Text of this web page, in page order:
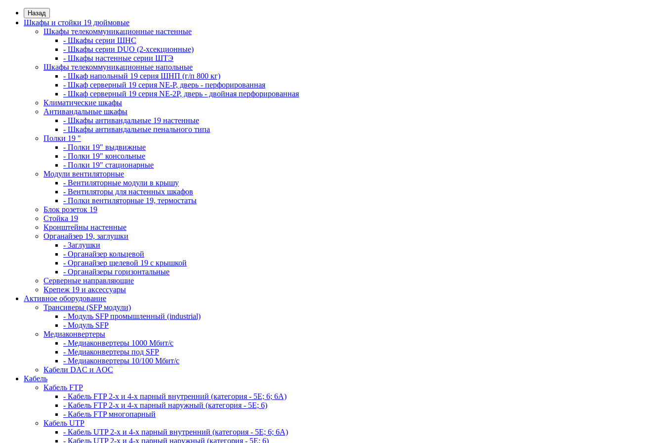
Назад
Шкафы и стойки 19 дюймовые
Шкафы телекоммуникационные настенные
- Шкафы серии ШНС
- Шкафы серии DUO (2-хсекционные)
- Шкафы настенные серии ШТЭ
Шкафы телекоммуникационные напольные
- Шкаф напольный 19 серия ШНП (г/п 800 кг)
- Шкаф серверный 19 серия NE-P, дверь - перфорированная
- Шкаф серверный 19 серия NE-2P, дверь - двойная перфорированная
Климатические шкафы
Антивандальные шкафы
- Шкафы антивандальные 19 настенные
- Шкафы антивандальные пенального типа
Полки 19 "
- Полки 19" выдвижные
- Полки 19" консольные
- Полки 19" стационарные
Модули вентиляторные
- Вентиляторные модули в крышу
- Вентиляторы для настенных шкафов
- Полки вентиляторные 19, термостаты
Блок розеток 19
Стойка 19
Кронштейны настенные
Органайзер 19, заглушки
- Заглушки
- Органайзер кольцевой
- Органайзер щелевой 19 с крышкой
- Органайзеры горизонтальные
Серверные направляющие
Крепеж 19 и аксессуары
Активное оборудование
Трансиверы (SFP модули)
- Модуль SFP промышленный (industrial)
- Модуль SFP
Медиаконвертеры
- Медиаконвертеры 1000 Мбит/с
- Медиаконвертеры под SFP
- Медиаконвертеры 10/100 Мбит/с
Кабели DAC и AOC
Кабель
Кабель FTP
- Кабель FTP 2-х и 4-х парный внутренний (категория - 5Е; 6; 6А)
- Кабель FTP 2-х и 4-х парный наружный (категория - 5Е; 6)
- Кабель FTP многопарный
Кабель UTP
- Кабель UTP 2-х и 4-х парный внутренний (категория - 5Е; 6; 6А)
- Кабель UTP 2-х и 4-х парный наружный (категория - 5Е; 6)